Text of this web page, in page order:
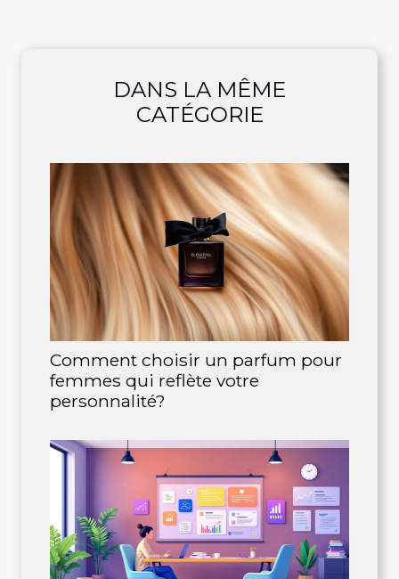
DANS LA MÊME
CATÉGORIE
Comment choisir un parfum pour
femmes qui reflète votre
personnalité?